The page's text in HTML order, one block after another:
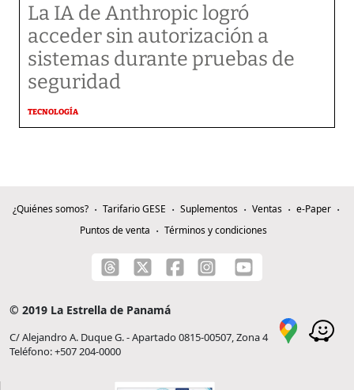
La IA de Anthropic logró
acceder sin autorización a
sistemas durante pruebas de
seguridad
TECNOLOGÍA
¿Quiénes somos? Tarifario GESE Suplementos Ventas
e-Paper
Puntos de venta
Términos y condiciones
© 2019 La Estrella de Panamá
C/ Alejandro A. Duque G. - Apartado 0815-00507, Zona 4
Teléfono: +507 204-0000